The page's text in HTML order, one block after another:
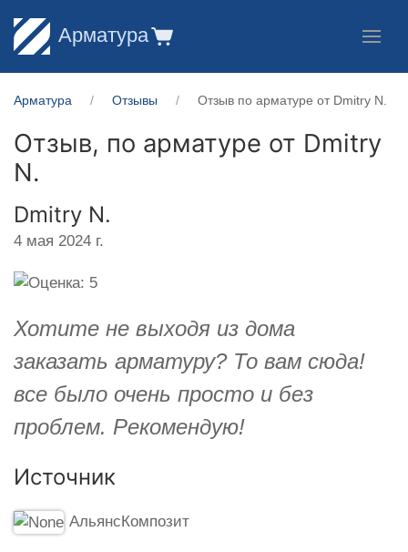
Арматура
Арматура Отзывы Отзыв по арматуре от ​Dmitry N.
Отзыв, по арматуре от ​Dmitry
N.
​Dmitry N.
4 мая 2024 г.
Хотите не выходя из дома
заказать арматуру? То вам сюда!
все было очень просто и без
проблем. Рекомендую!
Источник
АльянсКомпозит